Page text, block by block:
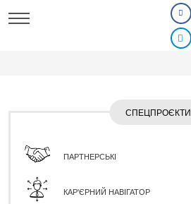
СПЕЦПРОЄКТИ
ПАРТНЕРСЬКІ
КАР'ЄРНИЙ НАВІГАТОР